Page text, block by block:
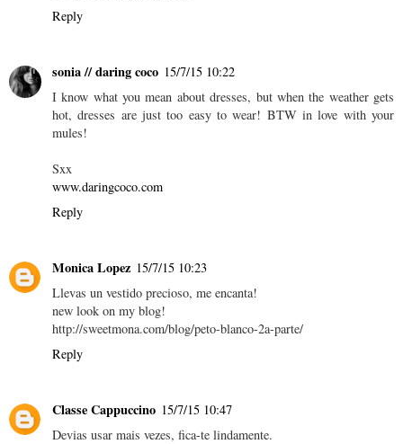
Reply
sonia // daring coco 15/7/15 10:22
I know what you mean about dresses, but when the weather gets
hot, dresses are just too easy to wear! BTW in love with your
mules!
Sxx
www.daringcoco.com
Reply
Monica Lopez 15/7/15 10:23
Llevas un vestido precioso, me encanta!
new look on my blog!
http://sweetmona.com/blog/peto-blanco-2a-parte/
Reply
Classe Cappuccino 15/7/15 10:47
Devias usar mais vezes, fica-te lindamente.